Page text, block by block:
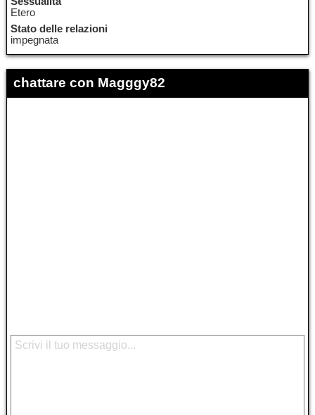
Etero
Stato delle relazioni
impegnata
chattare con Magggy82